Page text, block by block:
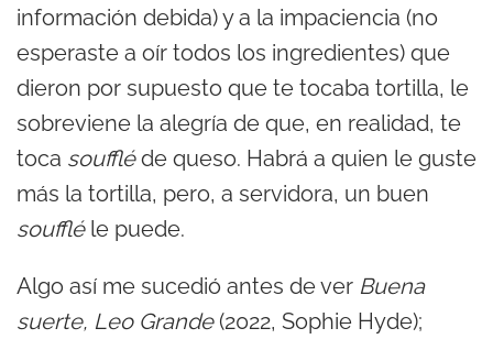
información debida) y a la impaciencia (no
esperaste a oír todos los ingredientes) que
dieron por supuesto que te tocaba tortilla, le
sobreviene la alegría de que, en realidad, te
toca souffléde queso. Habrá a quien le guste
más la tortilla, pero, a servidora, un buen
souffléle puede.
Algo así me sucedió antes de ver Buena
suerte, Leo Grande(2022, Sophie Hyde);